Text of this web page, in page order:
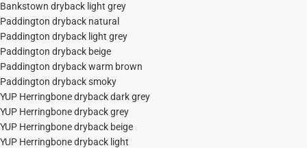
Bankstown dryback light grey
Paddington dryback natural
Paddington dryback light grey
Paddington dryback beige
Paddington dryback warm brown
Paddington dryback smoky
YUP Herringbone dryback dark grey
YUP Herringbone dryback grey
YUP Herringbone dryback beige
YUP Herringbone dryback light